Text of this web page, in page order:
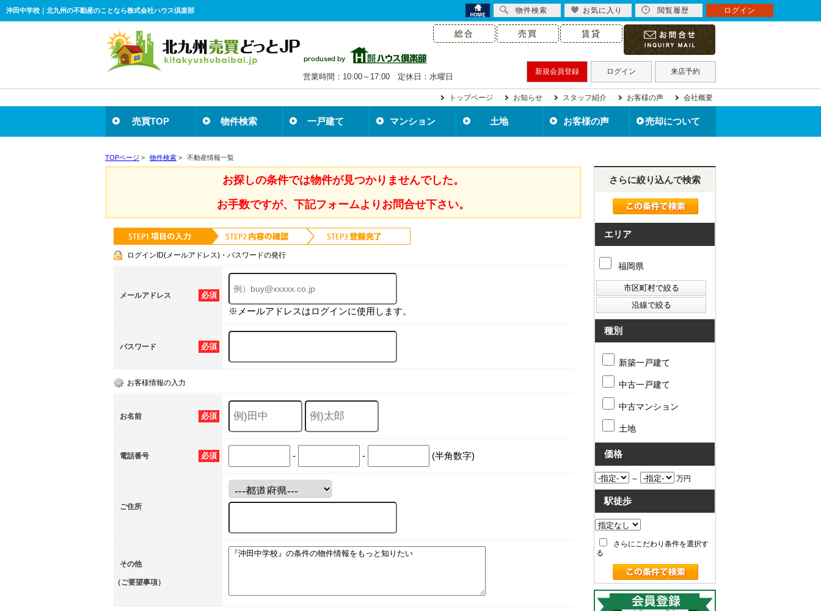
沖田中学校｜北九州の不動産のことなら株式会社ハウス倶楽部
総合 売買 賃貸
新規会員登録 ログイン 来店予約
営業時間：10:00～17:00 定休日：水曜日
トップページ お知らせ スタッフ紹介 お客様の声 会社概要
売買TOP 物件検索 一戸建て マンション 土地 お客様の声 売却について
TOPページ > 物件検索 > 不動産情報一覧
お探しの条件では物件が見つかりませんでした。
お手数ですが、下記フォームよりお問合せ下さい。
ログインID(メールアドレス)・パスワードの発行
必須
メールアドレス
※メールアドレスはログインに使用します。
必須
パスワード
お客様情報の入力
必須
お名前
必須
電話番号 - - (半角数字)
ご住所
その他
（ご要望事項）
さらに絞り込んで検索
エリア
福岡県
種別
新築一戸建て
中古一戸建て
中古マンション
土地
価格
～ 万円
駅徒歩
さらにこだわり条件を選択す
る
物件検索 お気に入り 閲覧履歴 ログイン